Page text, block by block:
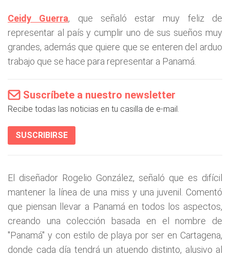
Ceidy Guerra, que señaló estar muy feliz de
representar al país y cumplir uno de sus sueños muy
grandes, además que quiere que se enteren del arduo
trabajo que se hace para representar a Panamá.
Suscríbete a nuestro newsletter
Recibe todas las noticias en tu casilla de e-mail.
SUSCRIBIRSE
El diseñador Rogelio González, señaló que es difícil
mantener la línea de una miss y una juvenil. Comentó
que piensan llevar a Panamá en todos los aspectos,
creando una colección basada en el nombre de
"Panamá" y con estilo de playa por ser en Cartagena,
donde cada día tendrá un atuendo distinto, alusivo al